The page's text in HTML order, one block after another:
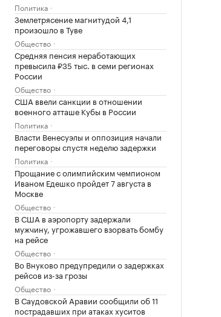
Политика
Землетрясение магнитудой 4,1
произошло в Туве
Общество
Средняя пенсия неработающих
превысила ₽35 тыс. в семи регионах
России
Общество
США ввели санкции в отношении
военного атташе Кубы в России
Политика
Власти Венесуэлы и оппозиция начали
переговоры спустя неделю задержки
Политика
Прощание с олимпийским чемпионом
Иваном Едешко пройдет 7 августа в
Москве
Общество
В США в аэропорту задержали
мужчину, угрожавшего взорвать бомбу
на рейсе
Общество
Во Внуково предупредили о задержках
рейсов из-за грозы
Общество
В Саудовской Аравии сообщили об 11
пострадавших при атаках хуситов